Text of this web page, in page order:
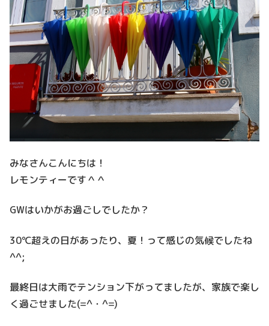
みなさんこんにちは！
レモンティーです＾＾
GWはいかがお過ごしでしたか？
30℃超えの日があったり、夏！って感じの気候でしたね
^^;
最終日は大雨でテンション下がってましたが、家族で楽し
く過ごせました(=^・^=)